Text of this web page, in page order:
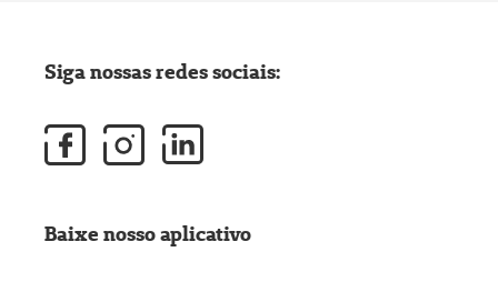
Siga nossas redes sociais:
Baixe nosso aplicativo